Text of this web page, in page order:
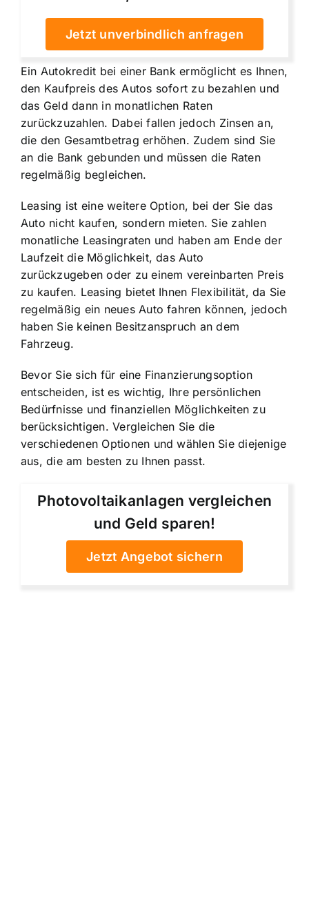
Jetzt unverbindlich anfragen
Ein Autokredit bei einer Bank ermöglicht es Ihnen,
den Kaufpreis des Autos sofort zu bezahlen und
das Geld dann in monatlichen Raten
zurückzuzahlen. Dabei fallen jedoch Zinsen an,
die den Gesamtbetrag erhöhen. Zudem sind Sie
an die Bank gebunden und müssen die Raten
regelmäßig begleichen.
Leasing ist eine weitere Option, bei der Sie das
Auto nicht kaufen, sondern mieten. Sie zahlen
monatliche Leasingraten und haben am Ende der
Laufzeit die Möglichkeit, das Auto
zurückzugeben oder zu einem vereinbarten Preis
zu kaufen. Leasing bietet Ihnen Flexibilität, da Sie
regelmäßig ein neues Auto fahren können, jedoch
haben Sie keinen Besitzanspruch an dem
Fahrzeug.
Bevor Sie sich für eine Finanzierungsoption
entscheiden, ist es wichtig, Ihre persönlichen
Bedürfnisse und finanziellen Möglichkeiten zu
berücksichtigen. Vergleichen Sie die
verschiedenen Optionen und wählen Sie diejenige
aus, die am besten zu Ihnen passt.
Photovoltaikanlagen vergleichen
und Geld sparen!
Jetzt Angebot sichern